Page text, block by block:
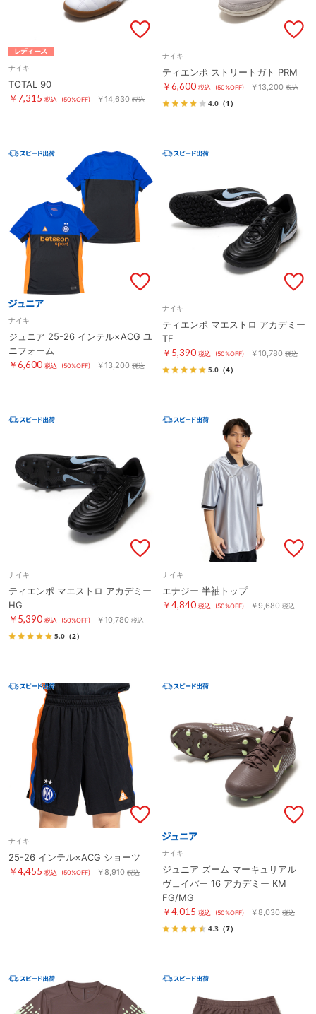
ナイキ
TOTAL 90
￥7,315 税込 (50%OFF) ￥14,630 税込
ナイキ
ティエンポ ストリートガト PRM
￥6,600 税込 (50%OFF) ￥13,200 税込
4.0 （1）
ナイキ
ジュニア 25-26 インテル×ACG ユ
ニフォーム
￥6,600 税込 (50%OFF) ￥13,200 税込
ナイキ
ティエンポ マエストロ アカデミー
TF
￥5,390 税込 (50%OFF) ￥10,780 税込
5.0 （4）
ナイキ
ティエンポ マエストロ アカデミー
HG
￥5,390 税込 (50%OFF) ￥10,780 税込
5.0 （2）
ナイキ
エナジー 半袖トップ
￥4,840 税込 (50%OFF) ￥9,680 税込
ナイキ
25-26 インテル×ACG ショーツ
￥4,455 税込 (50%OFF) ￥8,910 税込
ナイキ
ジュニア ズーム マーキュリアル
ヴェイパー 16 アカデミー KM
FG/MG
￥4,015 税込 (50%OFF) ￥8,030 税込
4.3 （7）